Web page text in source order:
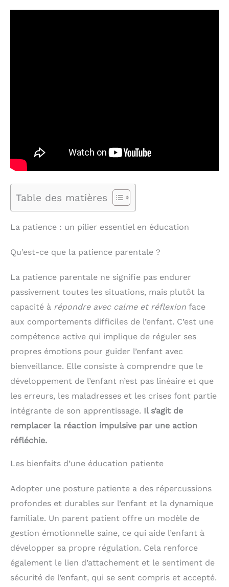
Table des matières
La patience : un pilier essentiel en éducation
Qu’est-ce que la patience parentale ?
La patience parentale ne signifie pas endurer
passivement toutes les situations, mais plutôt la
capacité à répondre avec calme et réflexion face
aux comportements difficiles de l’enfant. C’est une
compétence active qui implique de réguler ses
propres émotions pour guider l’enfant avec
bienveillance. Elle consiste à comprendre que le
développement de l’enfant n’est pas linéaire et que
les erreurs, les maladresses et les crises font partie
intégrante de son apprentissage. Il s’agit de
remplacer la réaction impulsive par une action
réfléchie.
Les bienfaits d’une éducation patiente
Adopter une posture patiente a des répercussions
profondes et durables sur l’enfant et la dynamique
familiale. Un parent patient offre un modèle de
gestion émotionnelle saine, ce qui aide l’enfant à
développer sa propre régulation. Cela renforce
également le lien d’attachement et le sentiment de
sécurité de l’enfant, qui se sent compris et accepté.